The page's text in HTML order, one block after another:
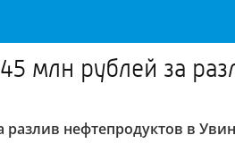
млн рублей за
нефтепродуктов в